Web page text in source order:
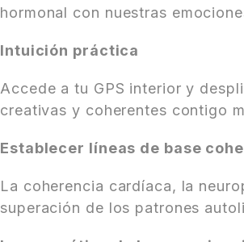
hormonal con nuestras
Intuición práctica
Accede a tu GPS interior y
creativas y coherentes contigo
Establecer líneas de base
La coherencia cardíaca, la
superación de los patrones